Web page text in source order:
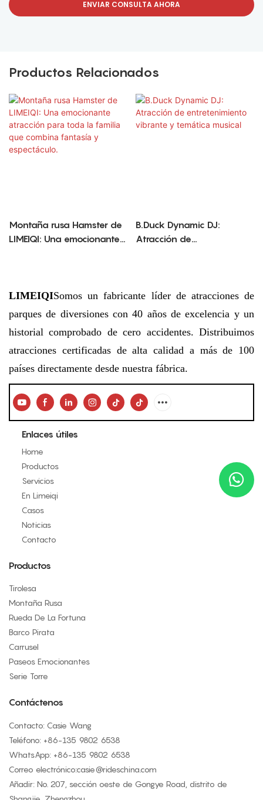
ENVIAR CONSULTA AHORA
Productos Relacionados
Montaña rusa Hamster de
LIMEIQI: Una emocionante
B.Duck Dynamic DJ:
Atracción de
LIMEIQISomos un fabricante líder de atracciones de
parques de diversiones con 40 años de excelencia y un
historial comprobado de cero accidentes. Distribuimos
atracciones certificadas de alta calidad a más de 100
países directamente desde nuestra fábrica.
Enlaces útiles
Home
Productos
Servicios
En Limeiqi
Casos
Noticias
Contacto
Productos
Tirolesa
Montaña Rusa
Rueda De La Fortuna
Barco Pirata
Carrusel
Paseos Emocionantes
Serie Torre
Contáctenos
Contacto: Casie Wang
Teléfono: +86-135 9802 6538
WhatsApp: +86-135 9802 6538
Correo electrónico:casie@rideschina.com
Añadir: No. 207, sección oeste de Gongye Road, distrito de